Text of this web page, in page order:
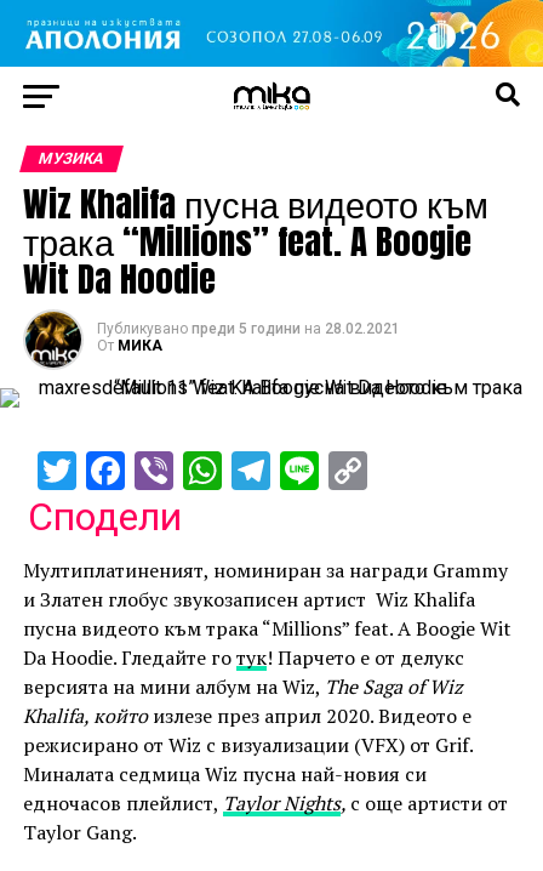
МУЗИКА
Wiz Khalifa пусна видеото към
трака “Millions” feat. A Boogie
Wit Da Hoodie
Публикувано преди 5 години на 28.02.2021
От МИКА
TwitterFacebook
ViberWhatsApp
Telegram
Line
Сподели
Мултиплатиненият, номиниран за награди Grammy
и Златен глобус звукозаписен артист Wiz Khalifa
пусна видеото към трака “Millions” feat. A Boogie Wit
Da Hoodie. Гледайте готук! Парчето е от делукс
версията на мини албум на Wiz, The Saga of Wiz
Khalifa, койтоизлезе през април 2020. Видеото е
режисирано от Wiz с визуализации (VFX) от Grif.
Миналата седмица Wiz пусна най-новия си
едночасов плейлист, Taylor Nights, с още артисти от
Taylor Gang.